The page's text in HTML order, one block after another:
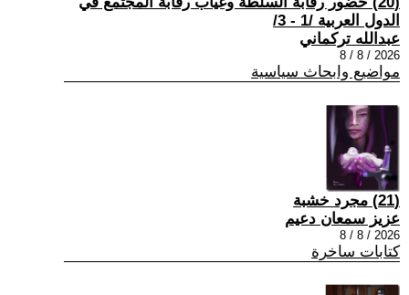
الدول العربية /1 - 3/
عبدالله تركماني
2026 / 8 / 8
مواضيع وابحاث سياسية
(21) مجرد خشبة
عزيز سمعان دعيم
2026 / 8 / 8
كتابات ساخرة